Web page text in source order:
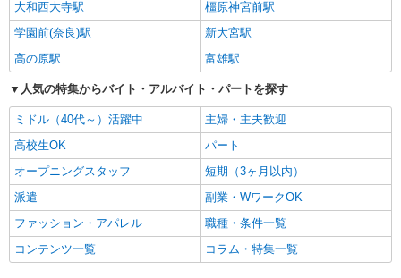
大和西大寺駅
橿原神宮前駅
学園前(奈良)駅
新大宮駅
高の原駅
富雄駅
人気の特集からバイト・アルバイト・パートを探す
ミドル（40代～）活躍中
主婦・主夫歓迎
高校生OK
パート
オープニングスタッフ
短期（3ヶ月以内）
派遣
副業・WワークOK
ファッション・アパレル
職種・条件一覧
コンテンツ一覧
コラム・特集一覧